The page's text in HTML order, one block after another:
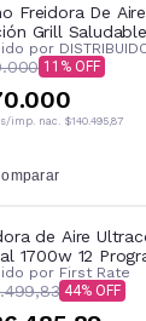
Freidora De
Grill Saludable
por
11
imp. nac. $140.495,87
de Aire
1700w 12
por First Rate
44